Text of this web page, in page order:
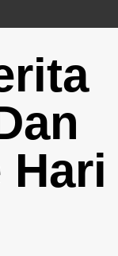
Hari